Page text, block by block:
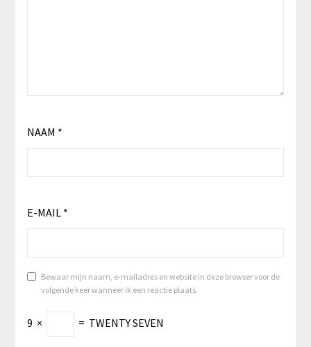
NAAM *
E-MAIL *
Bewaar mijn naam, e-mailadres en website in deze browser voor de
volgende keer wanneer ik een reactie plaats.
9 × = TWENTY SEVEN